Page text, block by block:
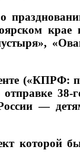
(«КПРФ:
—